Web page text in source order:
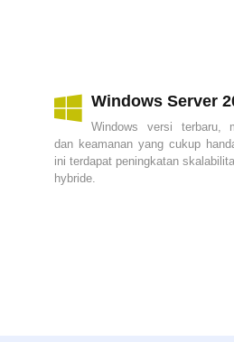
Windows Server
Windows versi terbaru,
dan keamanan yang cukup
ini terdapat peningkatan
hybride.